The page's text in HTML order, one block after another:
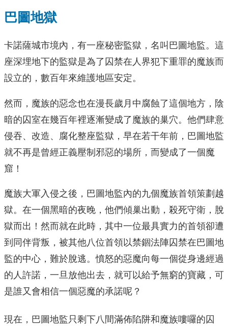
巴圖地獄
卡諾薩城市境內，有一座秘密監獄，名叫巴圖地監。這
座深埋地下的監獄是為了囚禁在人界犯下重罪的魔族而
設立的，數百年來維護地區安定。
然而，魔族的惡念也在漫長歲月中腐蝕了這個地方，陰
暗的囚室在幾百年裡逐漸變成了魔族的巢穴。他們肆意
侵吞、改造、腐化整座監獄，早在若干年前，巴圖地監
就不再是曾經正義壓制邪惡的場所，而變成了一個魔
窟！
魔族大軍入侵之後，巴圖地監內的九個魔族首領策劃越
獄。在一個黑暗的夜晚，他們傾巢出動，殺死守衛，脫
獄而出！然而就在此時，其中一位最具實力的首領卻遭
到同伴背叛，被其他八位首領以禁錮法陣囚禁在巴圖地
監的中心，難於脫逃。憤怒的惡魔向每一個從身邊經過
的人許諾，一旦放他出去，就可以給予無窮的寶藏，可
是誰又會相信一個惡魔的承諾呢？
現在，巴圖地監只剩下八間滿佈陷阱和魔族嘍囉的囚